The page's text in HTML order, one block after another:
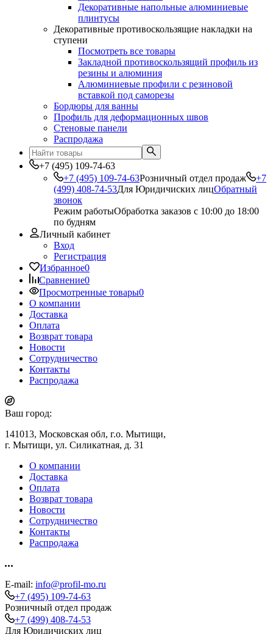
Декоративные напольные алюминиевые
плинтусы
Декоративные противоскользящие накладки на
ступени
Посмотреть все товары
Закладной противоскользящий профиль из
резины и алюминия
Алюминиевые профили с резиновой
вставкой под саморезы
Бордюры для ванны
Профиль для деформационных швов
Стеновые панели
Распродажа
+7 (495) 109-74-63
+7 (495) 109-74-63Розничный отдел продаж
+7
(499) 408-74-53Для Юридичиских лицОбратный
звонок
Режим работыОбработка заказов с 10:00 до 18:00
по будням
Личный кабинет
Вход
Регистрация
Избранное0
Сравнение0
Просмотренные товары0
О компании
Доставка
Оплата
Возврат товара
Новости
Сотрудничество
Контакты
Распродажа
Ваш город:
141013, Московская обл, г.о. Мытищи,
г. Мытищи, ул. Силикатная, д. 31
О компании
Доставка
Оплата
Возврат товара
Новости
Сотрудничество
Контакты
Распродажа
E-mail: info@profil-mo.ru
+7 (495) 109-74-63
Розничный отдел продаж
+7 (499) 408-74-53
Для Юридичиских лиц